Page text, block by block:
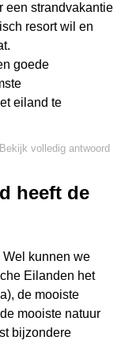
een strandvakantie
resort wil en
goede
eiland te
Bekijk volledig antwoord
heeft de
kunnen we
Eilanden het
de mooiste
mooiste natuur
bijzondere